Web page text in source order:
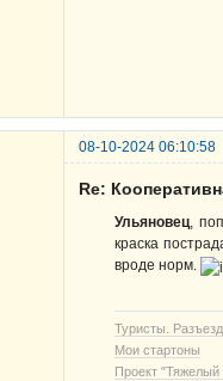
08-10-2024 06:10:58
Re:
Ульяновец ,
краска
вроде норм.
Туристы.
Мои стартоны
Проект "Тяжелый